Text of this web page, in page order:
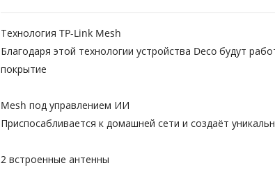
Технология TP-Link Mesh
Благодаря этой технологии устройства Deco будут
покрытие
Mesh под управлением ИИ
Приспосабливается к домашней сети и создаёт
2 встроенные антенны